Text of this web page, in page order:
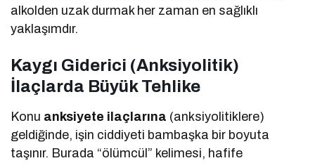
alkolden uzak durmak her zaman en sağlıklı
yaklaşımdır.
Kaygı Giderici (Anksiyolitik)
İlaçlarda Büyük Tehlike
Konu anksiyete ilaçlarına (anksiyolitiklere)
geldiğinde, işin ciddiyeti bambaşka bir boyuta
taşınır. Burada “ölümcül” kelimesi, hafife